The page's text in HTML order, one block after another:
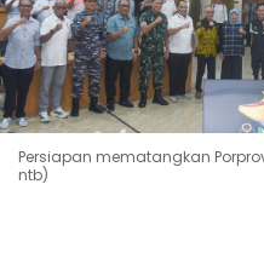
Persiapan mematangkan
ntb)